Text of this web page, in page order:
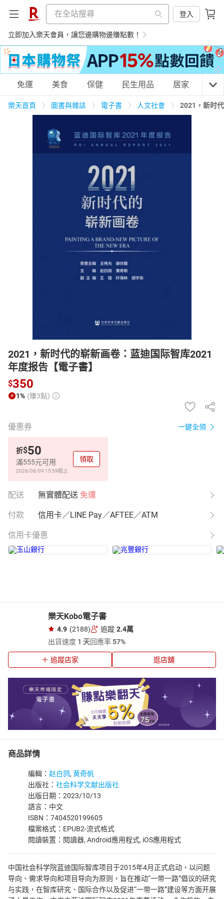
登入
立即加入樂天會員，讓您邊購物邊賺點數！
購物網分類
美食蛋糕 養生保健
3C家電 運動休閒
男裝 化妝保養
電子/紙本書
HOT
免運 美食 保健 民生用品 居家 3C
樂天首頁 圖書與雜誌 電子書 人文社會 2021，新时
2021，新时代的崭新画卷：蓝迪国际智库2021
年度报告【電子書】
$350
1% (賺3點)
優惠券 一鍵全領
折$50
滿555元可用
2026/08/09 15:59截止
領取
配送 無實體配送 免運
付款 信用卡／LINE Pay／AFTEE／ATM
信用卡優惠
樂天Kobo電子書
4.9 (2188) 追蹤 2.4萬
出貨速度 1 天回應率57%
追蹤店家 逛店舖
商品詳情
編輯： 赵白鸽, 黄奇帆
出版社： 社会科学文献出版社
出版日期：2023/10/13
語言：中文
ISBN：7404520199605
檔案格式：EPUB2-流式格式
閱讀裝置：閱讀器, Android應用程式, iOS應用程式
中国社会科学院蓝迪国际智库项目于2015年4月正式启动，以问题
导向、需求导向和项目导向为原则，旨在推动“一带一路”倡议的研究
与实践，在智库研究、国际合作以及促进“一带一路”建设等方面开展